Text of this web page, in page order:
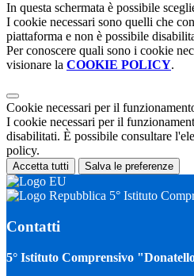
In questa schermata è possibile
I cookie necessari sono quelli che
piattaforma e non è possibile
Per conoscere quali sono i cookie
visionare la COOKIE POLICY.
Cookie necessari per il
I cookie necessari per il
disabilitati. È possibile consultare
policy.
Accetta tutti Salva le preferenze
5° Istituto
Contatti
5° Istituto Comprensivo